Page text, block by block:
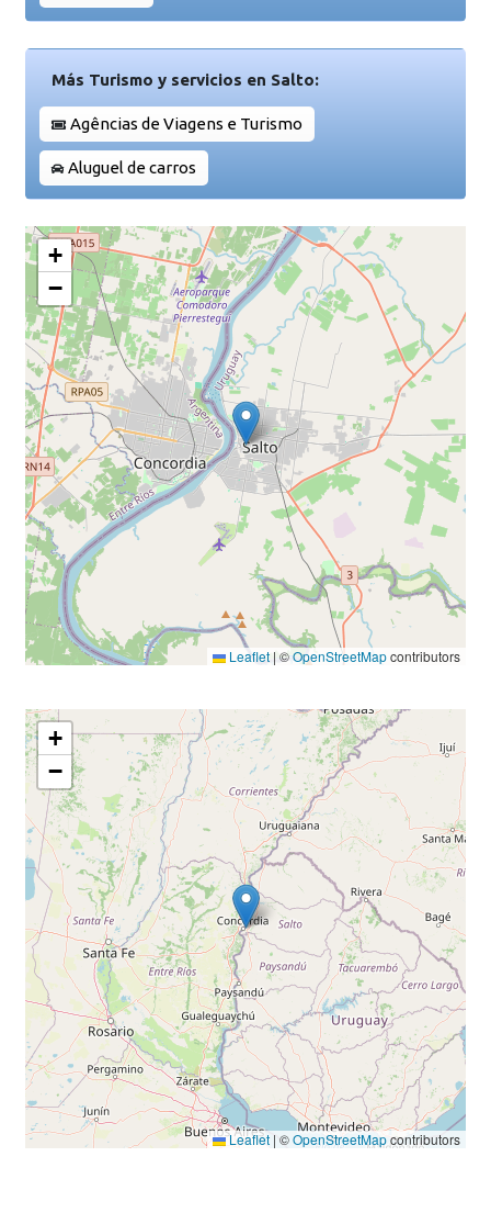
Más Turismo y servicios en Salto:
Agências de Viagens e Turismo
Aluguel de carros
+
−
Leaflet | ©OpenStreetMapcontributors
+
−
Leaflet | ©OpenStreetMapcontributors